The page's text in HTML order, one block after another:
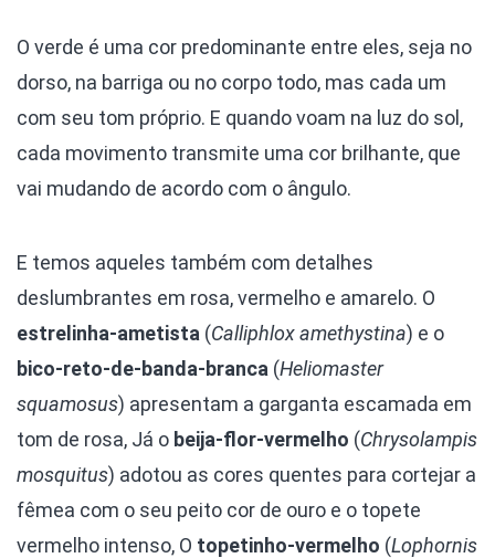
O verde é uma cor predominante entre eles, seja no
dorso, na barriga ou no corpo todo, mas cada um
com seu tom próprio. E quando voam na luz do sol,
cada movimento transmite uma cor brilhante, que
vai mudando de acordo com o ângulo.
E temos aqueles também com detalhes
deslumbrantes em rosa, vermelho e amarelo. O
estrelinha-ametista (Calliphlox amethystina) e o
bico-reto-de-banda-branca (Heliomaster
squamosus) apresentam a garganta escamada em
tom de rosa, Já o beija-flor-vermelho (Chrysolampis
mosquitus) adotou as cores quentes para cortejar a
fêmea com o seu peito cor de ouro e o topete
vermelho intenso, O topetinho-vermelho (Lophornis